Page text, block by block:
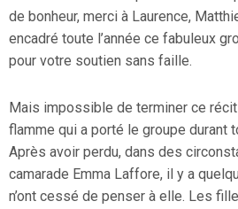
de bonheur, merci à Laurence,
encadré toute l’année ce fabuleux
pour votre soutien sans faille.
Mais impossible de terminer ce
flamme qui a porté le groupe durant
Après avoir perdu, dans des
camarade Emma Laffore, il y a
n’ont cessé de penser à elle. Les